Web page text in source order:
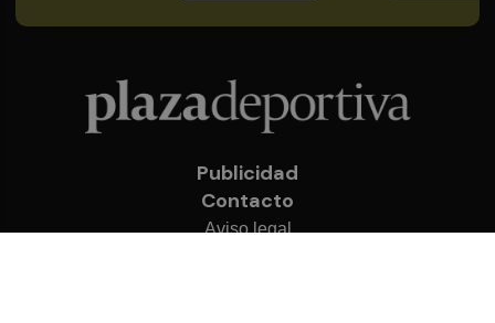
Publicidad
Contacto
Aviso legal